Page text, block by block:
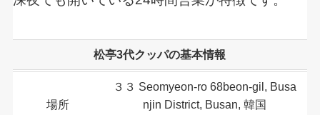
松亭3代クッパの基本情報
場所
３３ Seomyeon-ro 68beon-gil, Busa
njin District, Busan, 韓国